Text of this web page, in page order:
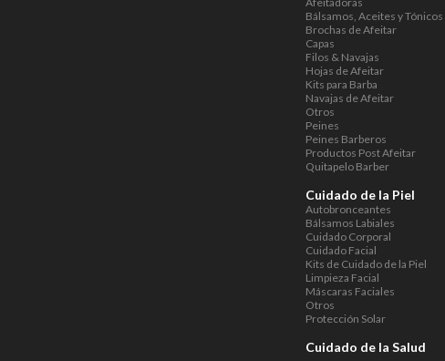
Bálsamos, Aceites y Tónicos
Brochas de Afeitar
Capas
Filos & Navajas
Hojas de Afeitar
Kits para Barba
Navajas de Afeitar
Otros
Peines
Peines Barberos
Productos Post Afeitar
Quitapelo Barber
Cuidado de la Piel
Autobronceantes
Bálsamos Labiales
Cuidado Corporal
Cuidado Facial
Kits de Cuidado de la Piel
Limpieza Facial
Máscaras Faciales
Otros
Protección Solar
Cuidado de la Salud